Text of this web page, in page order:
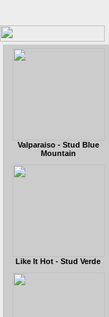
Valparaiso - Stud Blue
Mountain
Like It Hot - Stud Verde